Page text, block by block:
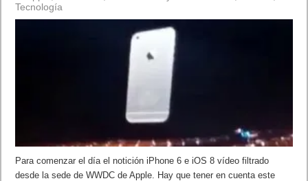
Tecnología
Para comenzar el día el notición iPhone 6 e iOS 8 vídeo filtrado
desde la sede de WWDC de Apple. Hay que tener en cuenta este